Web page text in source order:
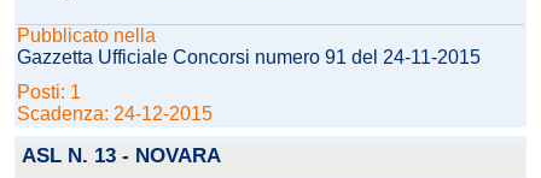
Pubblicato nella
Gazzetta Ufficiale Concorsi numero 91 del 24-11-2015
Posti: 1
Scadenza: 24-12-2015
ASL N. 13 - NOVARA